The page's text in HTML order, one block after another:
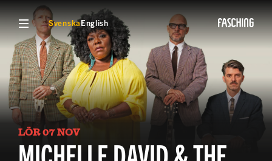
VISA MENY
SvenskaEnglish
LÖR 07 NOV